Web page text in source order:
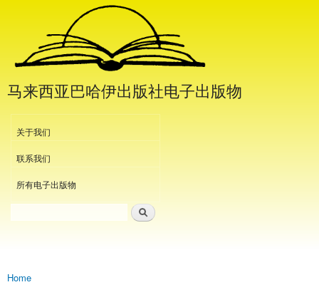
Skip to
content
马来西亚巴哈伊出版社电子出版物
Header Menu
关于我们
联系我们
所有电子出版物
You are here
Home